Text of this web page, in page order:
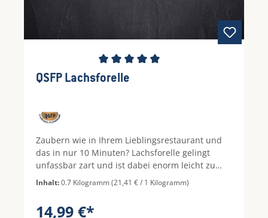
Durchschnittliche Bewertung von 5 von 5
QSFP Lachsforelle
Zaubern wie in Ihrem Lieblingsrestaurant und
das in nur 10 Minuten? Lachsforelle gelingt
unfassbar zart und ist dabei enorm leicht zu
entgräten. In der Pfanne, im Ofen oder auf dem
Grill benötigt unser Premium Fisch bei 200 Grad
Geschmacksrekord mit gestiftetem
Inhalt:0.7 Kilogramm(21,41 € / 1 Kilogramm)
14,99 €*